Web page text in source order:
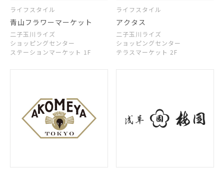
ライフスタイル
青山フラワーマーケット
二子玉川ライズ
ショッピングセンター
ステーションマーケット 1F
ライフスタイル
アクタス
二子玉川ライズ
ショッピングセンター
テラスマーケット 2F